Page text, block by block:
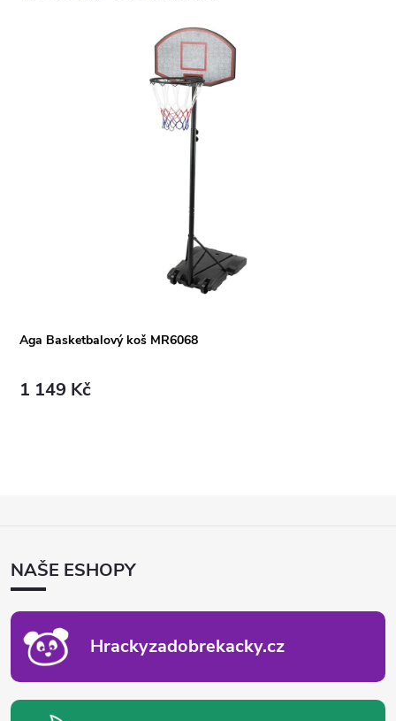
Aga Basketbalový koš MR6068
1 149 Kč
ANAŠE ESHOPY
Hrackyzadobrekacky.cz